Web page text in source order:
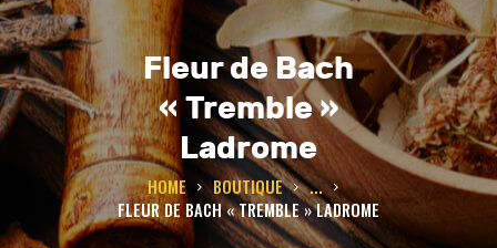
ACCUEIL
BOUTIQUE
LES INCONTOURNABLES
CONSULTATIONS
BLOG
A PROPOS DE NOUS
CONTACT
Fleur de Bach
« Tremble »
Ladrome
HOME BOUTIQUE
...
FLEUR DE BACH « TREMBLE » LADROME